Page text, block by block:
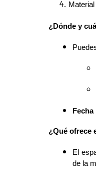
¿Dónde y
¿Qué ofrece
El
de la